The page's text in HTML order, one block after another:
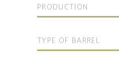
PRODUCTION
TYPE OF BARREL